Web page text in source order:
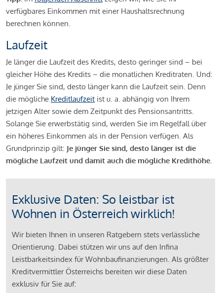
verfügbares Einkommen mit einer Haushaltsrechnung
berechnen können.
Laufzeit
Je länger die Laufzeit des Kredits, desto geringer sind – bei
gleicher Höhe des Kredits – die monatlichen Kreditraten. Und:
Je jünger Sie sind, desto länger kann die Laufzeit sein. Denn
die mögliche Kreditlaufzeit ist u. a. abhängig von Ihrem
jetzigen Alter sowie dem Zeitpunkt des Pensionsantritts.
Solange Sie erwerbstätig sind, werden Sie im Regelfall über
ein höheres Einkommen als in der Pension verfügen. Als
Grundprinzip gilt: Je jünger Sie sind, desto länger ist die
mögliche Laufzeit und damit auch die mögliche Kredithöhe.
Exklusive Daten: So leistbar ist
Wohnen in Österreich wirklich!
Wir bieten Ihnen in unseren Ratgebern stets verlässliche
Orientierung. Dabei stützen wir uns auf den Infina
Leistbarkeitsindex für Wohnbaufinanzierungen. Als größter
Kreditvermittler Österreichs bereiten wir diese Daten
exklusiv für Sie auf: